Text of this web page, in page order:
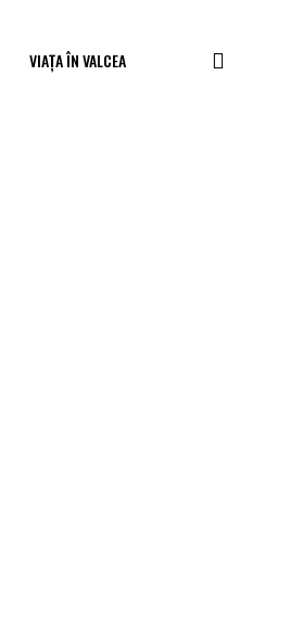
VIAȚA ÎN VALCEA